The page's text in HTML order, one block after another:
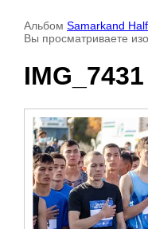
Альбом Samarkand
Вы просматриваете
IMG_7431